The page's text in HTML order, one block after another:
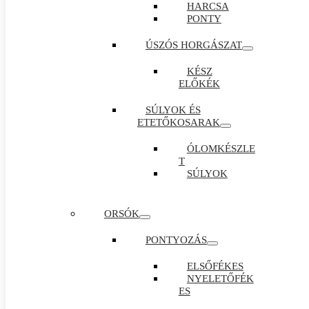
HARCSA
PONTY
ÚSZÓS HORGÁSZAT
KÉSZ
ELŐKÉK
SÚLYOK ÉS
ETETŐKOSARAK
ÓLOMKÉSZLE
T
SÚLYOK
ORSÓK
PONTYOZÁS
ELSŐFÉKES
NYELETŐFÉK
ES